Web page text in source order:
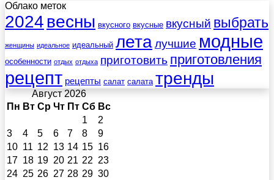
Облако меток
2024 весны вкусного вкусные вкусный выбрать
женщины идеальное идеальный леталучшие модные
особенности отдых отдыха приготовить приготовления
рецепт рецепты салат салата тренды
Август 2026
Пн Вт Ср Чт Пт Сб Вс
1
2
3
4 5 6 7 8
9
10 11 12 13 14 15 16
17 18 19 20 21 22 23
24 25 26 27 28 29 30